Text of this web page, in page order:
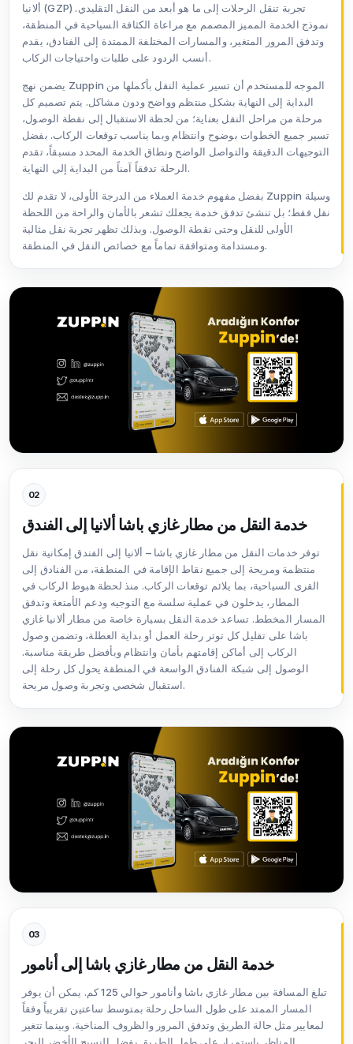
ألانيا (GZP) تجربة تنقل الرحلات إلى ما هو أبعد من النقل التقليدي.
نموذج الخدمة المميز المصمم مع مراعاة الكثافة السياحية في المنطقة،
وتدفق المرور المتغير، والمسارات المختلفة الممتدة إلى الفنادق، يقدم
أنسب الردود على طلبات واحتياجات الركاب.
يضمن نهج Zuppin الموجه للمستخدم أن تسير عملية النقل بأكملها من
البداية إلى النهاية بشكل منتظم وواضح ودون مشاكل. يتم تصميم كل
مرحلة من مراحل النقل بعناية؛ من لحظة الاستقبال إلى نقطة الوصول،
تسير جميع الخطوات بوضوح وانتظام وبما يناسب توقعات الركاب. بفضل
التوجيهات الدقيقة والتواصل الواضح ونطاق الخدمة المحدد مسبقاً، تقدم
الرحلة تدفقاً آمناً من البداية إلى النهاية.
بفضل مفهوم خدمة العملاء من الدرجة الأولى، لا تقدم لك Zuppin وسيلة
نقل فقط؛ بل تنشئ تدفق خدمة يجعلك تشعر بالأمان والراحة من اللحظة
الأولى للنقل وحتى نقطة الوصول. وبذلك تظهر تجربة نقل مثالية
ومستدامة ومتوافقة تماماً مع خصائص النقل في المنطقة.
02
خدمة النقل من مطار غازي باشا ألانيا إلى الفندق
توفر خدمات النقل من مطار غازي باشا – ألانيا إلى الفندق إمكانية نقل
منتظمة ومريحة إلى جميع نقاط الإقامة في المنطقة، من الفنادق إلى
القرى السياحية، بما يلائم توقعات الركاب. منذ لحظة هبوط الركاب في
المطار، يدخلون في عملية سلسة مع التوجيه ودعم الأمتعة وتدفق
المسار المخطط. تساعد خدمة النقل بسيارة خاصة من مطار ألانيا غازي
باشا على تقليل كل توتر رحلة العمل أو بداية العطلة، وتضمن وصول
الركاب إلى أماكن إقامتهم بأمان وانتظام وبأفضل طريقة مناسبة.
الوصول إلى شبكة الفنادق الواسعة في المنطقة يحول كل رحلة إلى
استقبال شخصي وتجربة وصول مريحة.
03
خدمة النقل من مطار غازي باشا إلى أنامور
تبلغ المسافة بين مطار غازي باشا وأنامور حوالي 125 كم. يمكن أن يوفر
المسار الممتد على طول الساحل رحلة بمتوسط ساعتين تقريباً وفقاً
لمعايير مثل حالة الطريق وتدفق المرور والظروف المناخية. وبينما تتغير